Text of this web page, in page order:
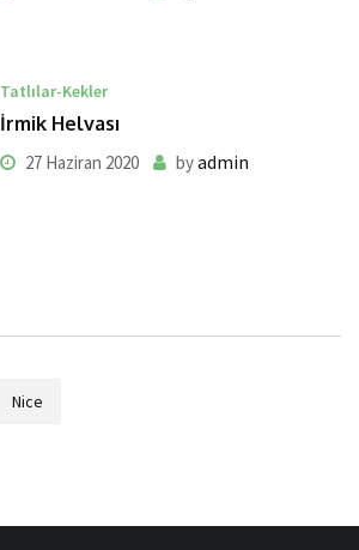
Tatlılar-Kekler
İrmik Helvası
27 Haziran 2020 byadmin
Nice